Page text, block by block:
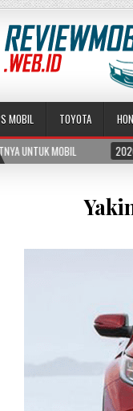
MOBIL TOYOTA
2026-08-05 TIPS